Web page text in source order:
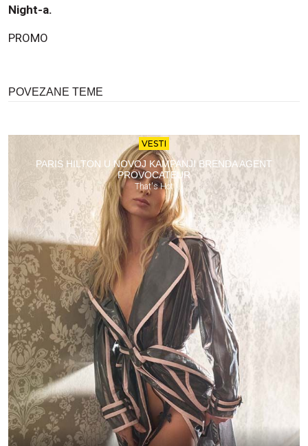
Night-a.
PROMO
POVEZANE TEME
VESTI
PARIS HILTON U NOVOJ KAMPANJI BRENDA AGENT
PROVOCATEUR
That's Hot